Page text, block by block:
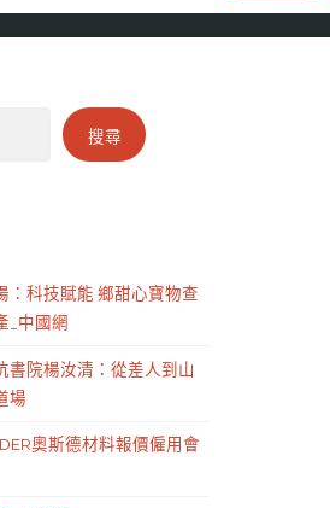
搜尋
：科技賦能 鄉甜心寶物查
_中國網
書院楊汝清：從差人到山
場
奧斯德材料報價僱用會